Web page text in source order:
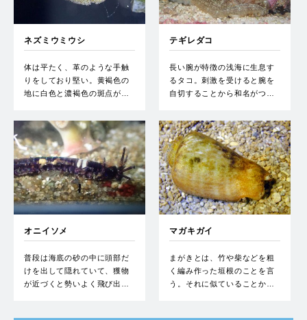
ネズミウミウシ
体は平たく、革のような手触
りをしており堅い。黄褐色の
地に白色と濃褐色の斑点が…
テギレダコ
長い腕が特徴の浅海に生息す
るタコ。刺激を受けると腕を
自切することから和名がつ…
オニイソメ
普段は海底の砂の中に頭部だ
けを出して隠れていて、獲物
が近づくと勢いよく飛び出…
マガキガイ
まがきとは、竹や柴などを粗
く編み作った垣根のことを言
う。それに似ていることか…